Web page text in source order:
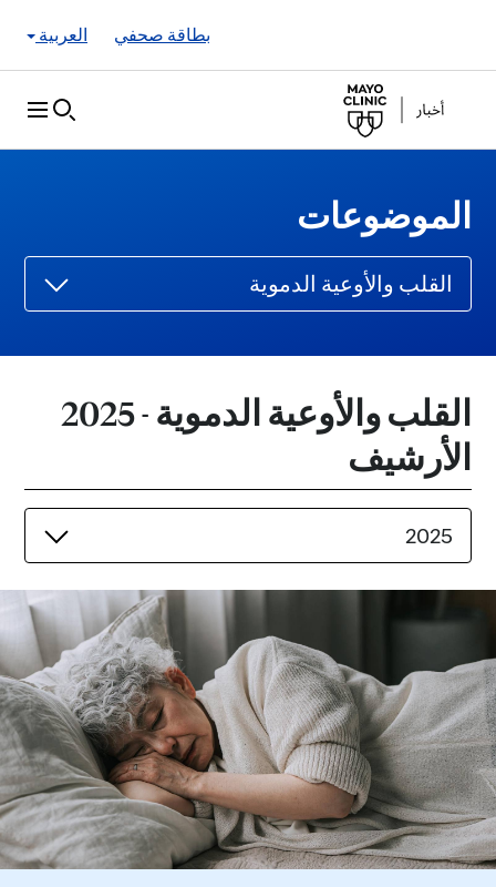
العربية
بطاقة صحفي
الموضوعات
القلب والأوعية الدموية
القلب والأوعية الدموية - 2025
الأرشيف
2025